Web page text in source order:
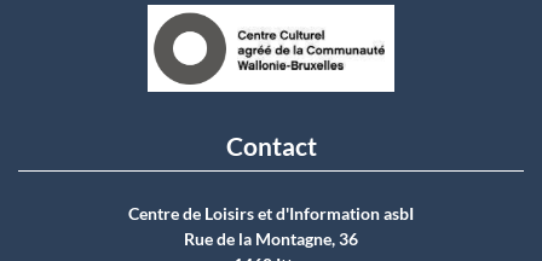
Contact
Centre de Loisirs et d'Information asbI
Rue de la Montagne, 36